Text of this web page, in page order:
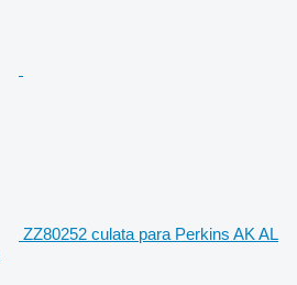
ZZ80252 culata para Perkins AK AL